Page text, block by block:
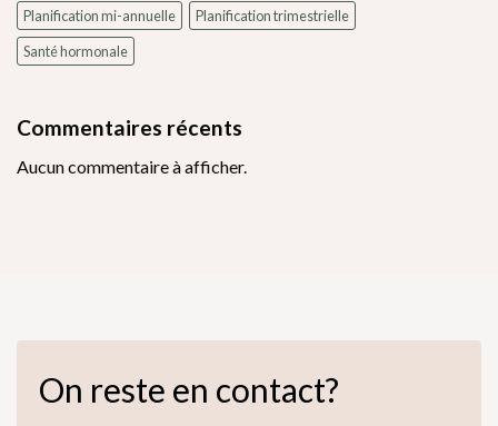
Planification mi-annuelle
Planification trimestrielle
Santé hormonale
Commentaires récents
Aucun commentaire à afficher.
On reste en contact?